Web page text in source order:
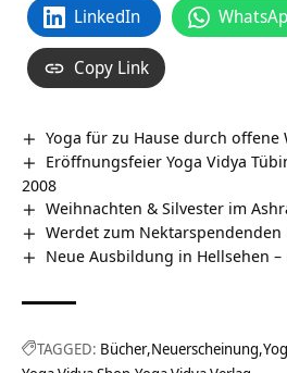
LinkedIn
Copy Link
Yoga für zu Hause durch offene
Eröffnungsfeier Yoga Vidya
2008
Weihnachten & Silvester im
Werdet zum Nektarspendenden
Neue Ausbildung in Hellsehen
TAGGED: Bücher Neuerscheinung